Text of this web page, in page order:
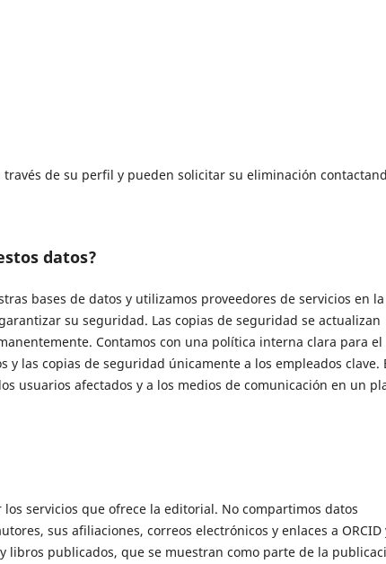
de su perfil y pueden solicitar su eliminación
datos?
bases de datos y utilizamos proveedores de servicios en la
su seguridad. Las copias de seguridad se actualizan
Contamos con una política interna clara para el
y las copias de seguridad únicamente a los empleados clave.
usuarios afectados y a los medios de comunicación en un
servicios que ofrece la editorial. No compartimos datos
sus afiliaciones, correos electrónicos y enlaces a ORCID
libros publicados, que se muestran como parte de la